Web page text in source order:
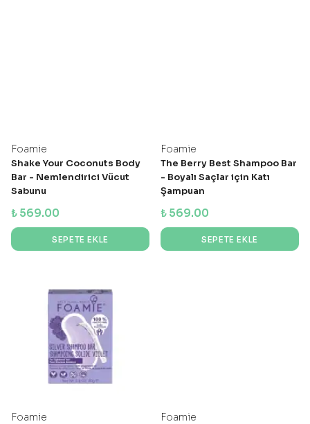
Foamie
Shake Your Coconuts Body
Bar - Nemlendirici Vücut
Sabunu
₺ 569.00
SEPETE EKLE
Foamie
The Berry Best Shampoo Bar
- Boyalı Saçlar için Katı
Şampuan
₺ 569.00
SEPETE EKLE
Foamie Foamie